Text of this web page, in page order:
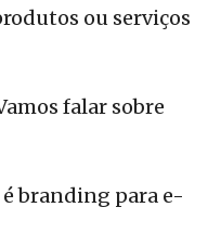
ou serviços
falar sobre
branding para e-